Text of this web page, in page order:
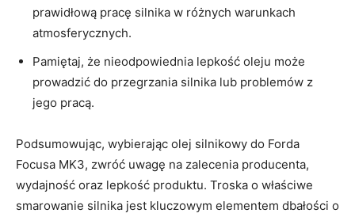
prawidłową pracę silnika w różnych ‌warunkach
atmosferycznych.
Pamiętaj, że nieodpowiednia lepkość oleju może
⁣prowadzić do przegrzania silnika lub problemów z
jego pracą.
Podsumowując, wybierając olej ‍silnikowy do Forda
Focusa MK3, zwróć uwagę na zalecenia ​producenta,
wydajność⁤ oraz lepkość produktu. Troska‌ o właściwe‍
smarowanie ​silnika jest kluczowym elementem dbałości o